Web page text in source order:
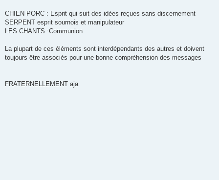
CHIEN PORC : Esprit qui suit des idées reçues sans discernement
SERPENT esprit sournois et manipulateur
LES CHANTS :Communion
La plupart de ces éléments sont interdépendants des autres et doivent
toujours être associés pour une bonne compréhension des messages
FRATERNELLEMENT aja